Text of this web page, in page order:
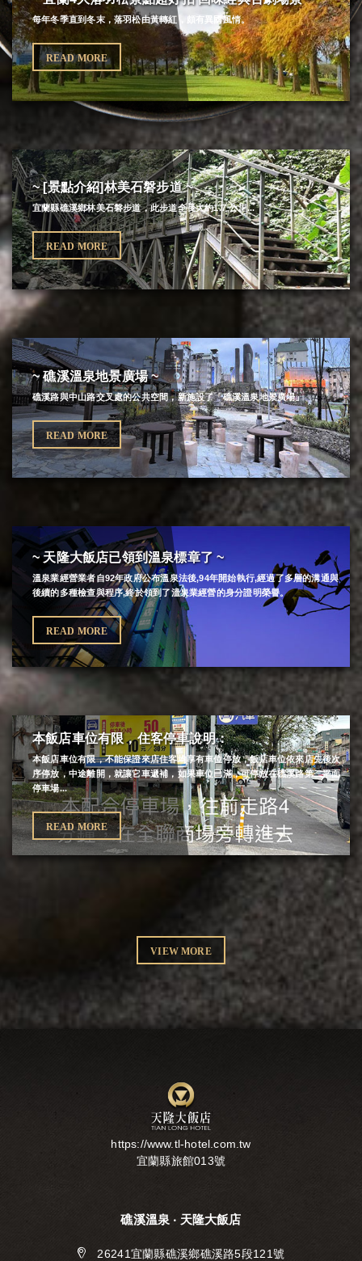
每年冬季直到冬末，落羽松由黃轉紅，頗有異國風情。
READ MORE
~ [景點介紹]林美石磐步道 ~
宜蘭縣礁溪鄉林美石磐步道，此步道全長大約1.7 公里...
READ MORE
~ 礁溪溫泉地景廣場 ~
礁溪路與中山路交叉處的公共空間，新施設了「礁溪溫泉地景廣場」
READ MORE
~ 天隆大飯店已領到溫泉標章了 ~
溫泉業經營業者自92年政府公布溫泉法後,94年開始執行,經過了多層的溝通與
後續的多種檢查與程序,終於領到了溫泉業經營的身分證明榮譽。
READ MORE
本飯店車位有限，住客停車說明：
本飯店車位有限，不能保證來店住客均享有車位停放，飯店車位依來店先後次
序停放，中途離開，就讓它車遞補，如果車位已滿，可停放在礁溪路第二平面
停車場...
READ MORE
VIEW MORE
https://www.tl-hotel.com.tw
宜蘭縣旅館013號
礁溪溫泉 ‧ 天隆大飯店
26241宜蘭縣礁溪鄉礁溪路5段121號